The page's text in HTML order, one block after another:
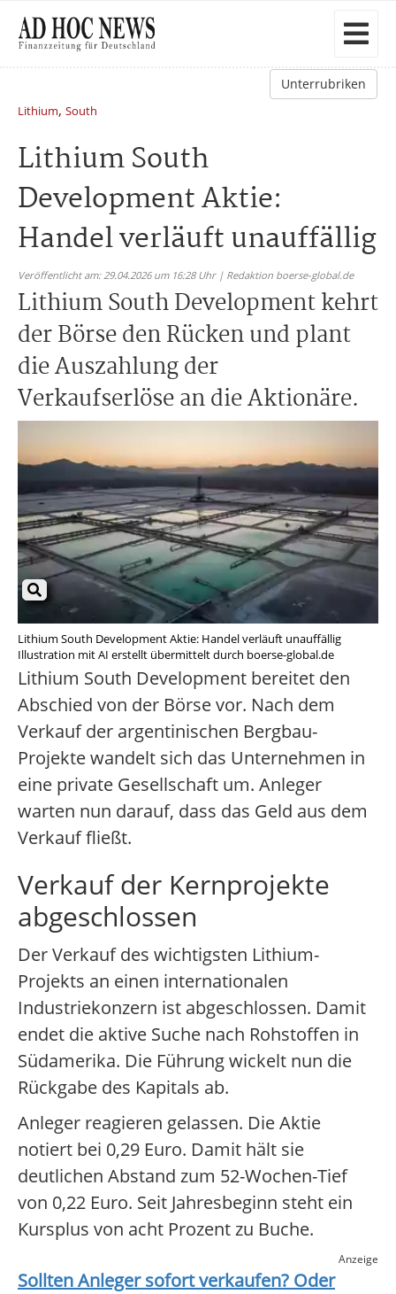
Unterrubriken
Lithium, South
Lithium South
Development Aktie:
Handel verläuft unauffällig
Veröffentlicht am: 29.04.2026 um 16:28 Uhr | Redaktion boerse-global.de
Lithium South Development kehrt
der Börse den Rücken und plant
die Auszahlung der
Verkaufserlöse an die Aktionäre.
Lithium South Development Aktie: Handel verläuft unauffällig
Illustration mit AI erstellt übermittelt durch boerse-global.de
Lithium South Development bereitet den
Abschied von der Börse vor. Nach dem
Verkauf der argentinischen Bergbau-
Projekte wandelt sich das Unternehmen in
eine private Gesellschaft um. Anleger
warten nun darauf, dass das Geld aus dem
Verkauf fließt.
Verkauf der Kernprojekte
abgeschlossen
Der Verkauf des wichtigsten Lithium-
Projekts an einen internationalen
Industriekonzern ist abgeschlossen. Damit
endet die aktive Suche nach Rohstoffen in
Südamerika. Die Führung wickelt nun die
Rückgabe des Kapitals ab.
Anleger reagieren gelassen. Die Aktie
notiert bei 0,29 Euro. Damit hält sie
deutlichen Abstand zum 52-Wochen-Tief
von 0,22 Euro. Seit Jahresbeginn steht ein
Kursplus von acht Prozent zu Buche.
Anzeige
Sollten Anleger sofort verkaufen? Oder